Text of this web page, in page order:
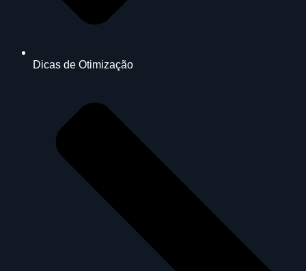
Dicas de Otimização